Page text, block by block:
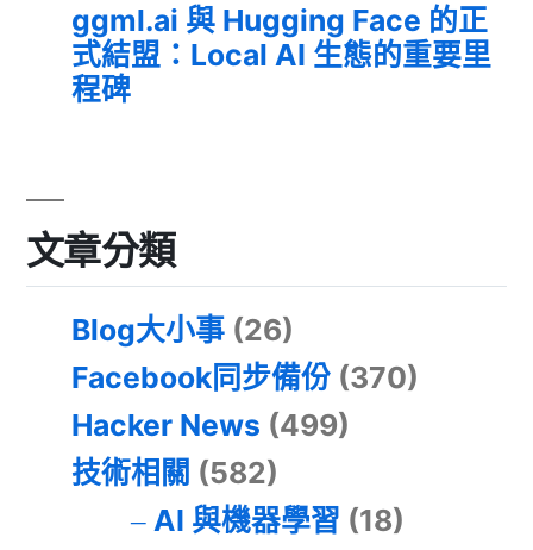
ggml.ai 與 Hugging Face 的正
式結盟：Local AI 生態的重要里
程碑
文章分類
Blog大小事 (26)
Facebook同步備份 (370)
Hacker News (499)
技術相關 (582)
AI 與機器學習 (18)